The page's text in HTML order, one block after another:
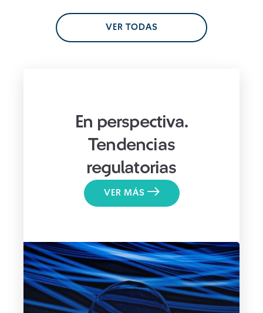
VER TODAS
En perspectiva.
Tendencias
regulatorias
VER MÁS